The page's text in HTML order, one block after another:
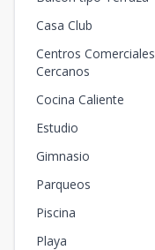
Casa Club
Centros Comerciales
Cercanos
Cocina Caliente
Estudio
Gimnasio
Parqueos
Piscina
Playa